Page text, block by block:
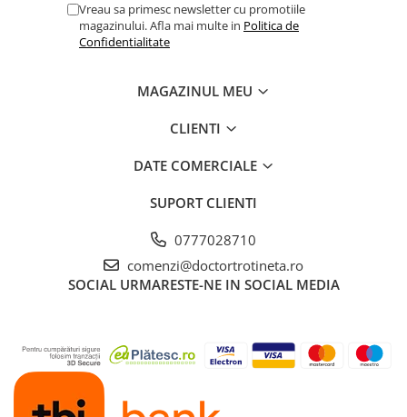
Vreau sa primesc newsletter cu promotiile
magazinului. Afla mai multe in Politica de
Confidentialitate
MAGAZINUL MEU
CLIENTI
DATE COMERCIALE
SUPORT CLIENTI
0777028710
comenzi@doctortrotineta.ro
SOCIAL URMARESTE-NE IN SOCIAL MEDIA